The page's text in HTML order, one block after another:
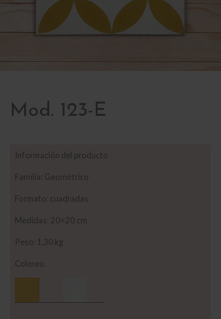
Mod. 123-E
Información del producto
Familia: Geométrico
Formato: cuadradas
Medidas: 20×20 cm
Peso: 1,30 kg
Colores: